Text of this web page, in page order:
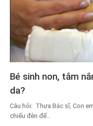
Bé sinh non, tắm
da?
Câu hỏi: Thưa Bác sĩ, Con
chiếu đèn đế…